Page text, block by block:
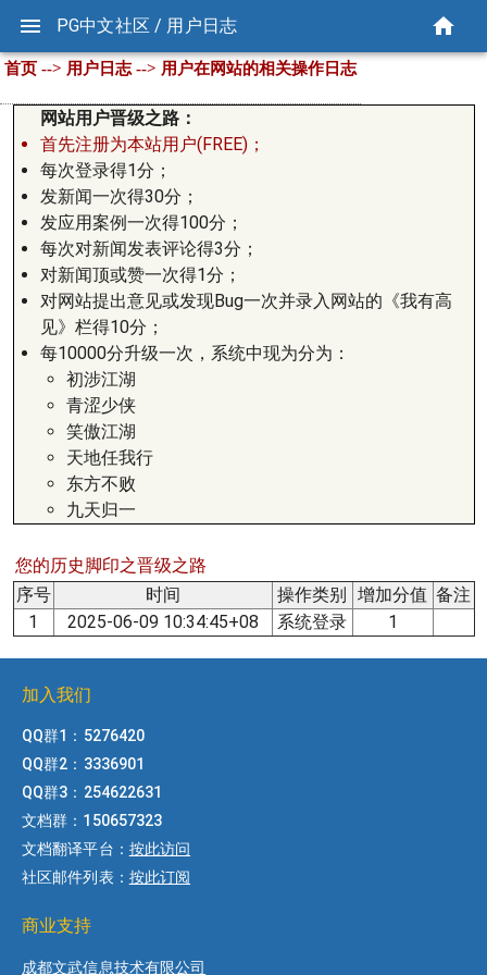
PG中文社区 / 用户日志
首页 --> 用户日志 --> 用户在网站的相关操作日志
网站用户晋级之路：
首先注册为本站用户(FREE)；
每次登录得1分；
发新闻一次得30分；
发应用案例一次得100分；
每次对新闻发表评论得3分；
对新闻顶或赞一次得1分；
对网站提出意见或发现Bug一次并录入网站的《我有高
见》栏得10分；
每10000分升级一次，系统中现为分为：
初涉江湖
青涩少侠
笑傲江湖
天地任我行
东方不败
九天归一
您的历史脚印之晋级之路
序号
时间 操作类别 增加分值 备注
1
2025-06-09 10:34:45+08 系统登录 1
加入我们
QQ群1：5276420
QQ群2：3336901
QQ群3：254622631
文档群：150657323
文档翻译平台： 按此访问
社区邮件列表： 按此订阅
商业支持
成都文武信息技术有限公司